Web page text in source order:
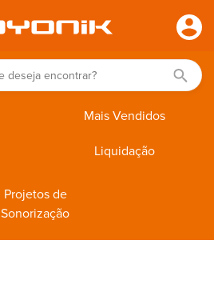
Mais Vendidos
Liquidação
Projetos de
Sonorização